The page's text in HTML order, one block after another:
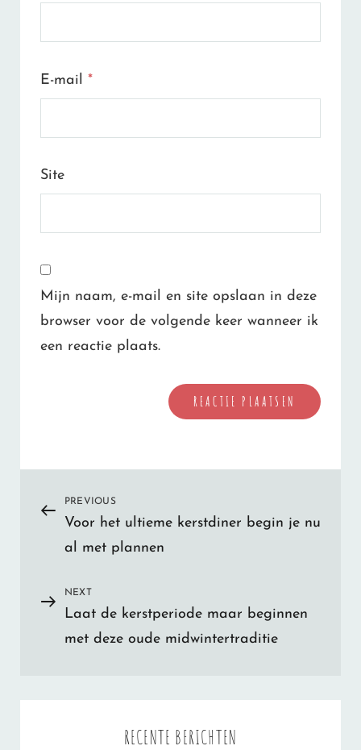
E-mail *
Site
Mijn naam, e-mail en site opslaan in deze
browser voor de volgende keer wanneer ik
een reactie plaats.
Bericht
navigatie
Previous
Post
PREVIOUS
Voor het ultieme kerstdiner begin je nu
al met plannen
Next
Post
NEXT
Laat de kerstperiode maar beginnen
met deze oude midwintertraditie
RECENTE BERICHTEN